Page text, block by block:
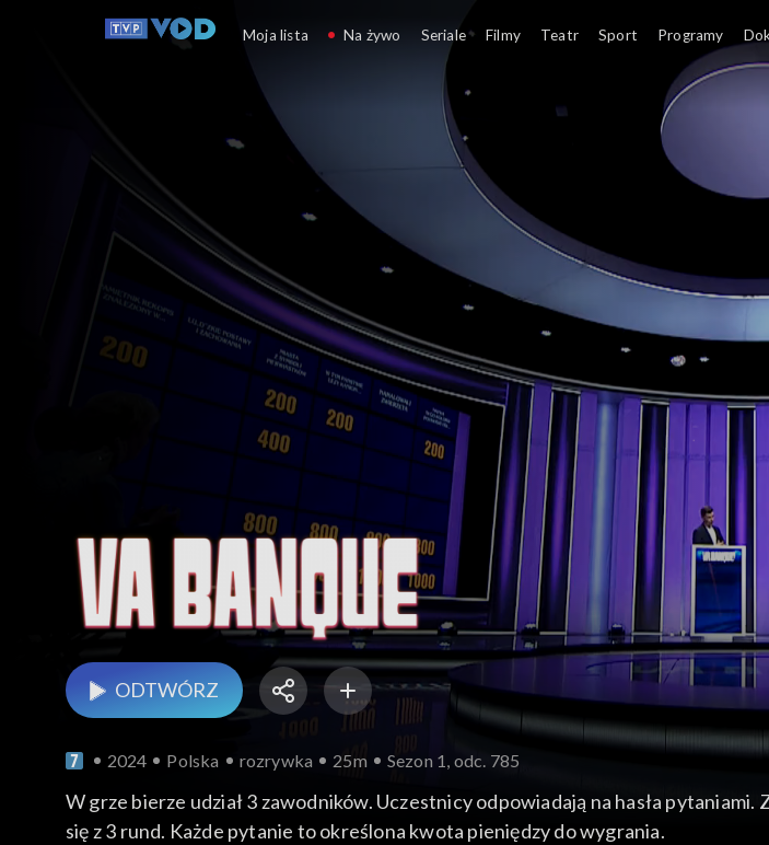
Va Banque
ODTWÓRZ
2024 Polska rozrywka 25m Sezon 1, odc. 785
W grze bierze udział 3 zawodników. Uczestnicy odpowiadają na hasła
się z 3 rund. Każde pytanie to określona kwota pieniędzy do wygrania.
Moja lista Na żywo Seriale Filmy Teatr Sport Programy